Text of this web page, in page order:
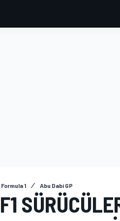
Formula 1 Abu Dabi GP
F1